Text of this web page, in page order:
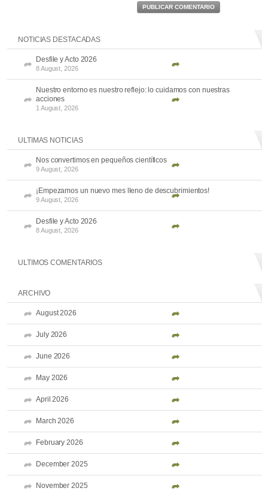
PUBLICAR COMENTARIO
NOTICIAS DESTACADAS
Desfile y Acto 2026
8 August, 2026
Nuestro entorno es nuestro reflejo: lo cuidamos con nuestras
acciones
1 August, 2026
ULTIMAS NOTICIAS
Nos convertimos en pequeños científicos
9 August, 2026
¡Empezamos un nuevo mes lleno de descubrimientos!
9 August, 2026
Desfile y Acto 2026
8 August, 2026
ULTIMOS COMENTARIOS
ARCHIVO
August 2026
July 2026
June 2026
May 2026
April 2026
March 2026
February 2026
December 2025
November 2025